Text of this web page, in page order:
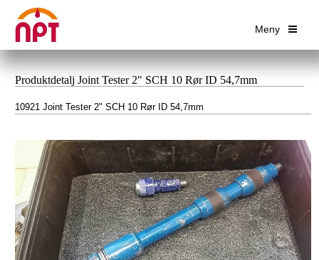
Meny
Produktdetalj Joint Tester 2" SCH 10 Rør ID 54,7mm
10921 Joint Tester 2" SCH 10 Rør ID 54,7mm